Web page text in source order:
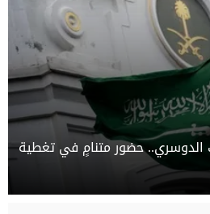
الدوسري.. حضور متنامٍ في تغطية